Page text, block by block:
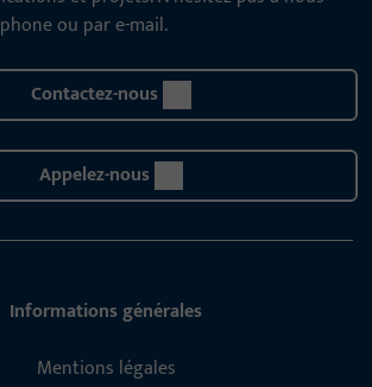
ou par e-mail.
Contactez-nous
Appelez-nous
Informations générales
Mentions légales